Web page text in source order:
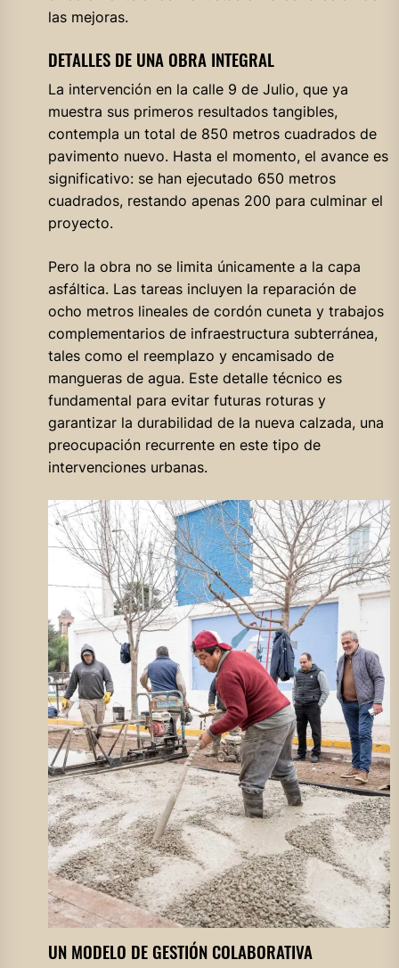
las mejoras.
DETALLES DE UNA OBRA INTEGRAL
La intervención en la calle 9 de Julio, que ya
muestra sus primeros resultados tangibles,
contempla un total de 850 metros cuadrados de
pavimento nuevo. Hasta el momento, el avance es
significativo: se han ejecutado 650 metros
cuadrados, restando apenas 200 para culminar el
proyecto.
Pero la obra no se limita únicamente a la capa
asfáltica. Las tareas incluyen la reparación de
ocho metros lineales de cordón cuneta y trabajos
complementarios de infraestructura subterránea,
tales como el reemplazo y encamisado de
mangueras de agua. Este detalle técnico es
fundamental para evitar futuras roturas y
garantizar la durabilidad de la nueva calzada, una
preocupación recurrente en este tipo de
intervenciones urbanas.
UN MODELO DE GESTIÓN COLABORATIVA